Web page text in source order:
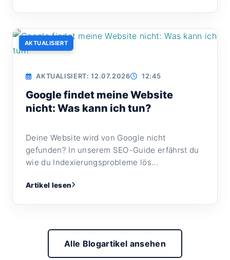
AKTUALISIERT
AKTUALISIERT: 12.07.2026 12:45
Google findet meine Website
nicht: Was kann ich tun?
Deine Website wird von Google nicht
gefunden? In unserem SEO-Guide erfährst du
wie du Indexierungsprobleme lös...
Artikel lesen
Alle Blogartikel ansehen